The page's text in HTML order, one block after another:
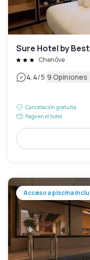
Sure Hotel by
Chenôve
4.4/5|9 Opiniones
Cancelación gratuita
Pago en el hotel
Acceso a piscina